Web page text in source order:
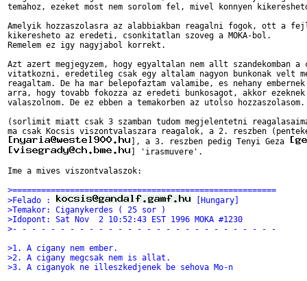
temahoz, ezeket most nem sorolom fel, mivel konnyen
Amelyik hozzaszolasra az alabbiakban reagalni fogok, ott a
kikeresheto az eredeti, csonkitatlan szoveg a MOKA-bol.
Remelem ez igy nagyjabol korrekt.
Azt azert megjegyzem, hogy egyaltalan nem allt szandekomban
vitatkozni, eredetileg csak egy altalam nagyon bunkonak velt
reagaltam. De ha mar belepofaztam valamibe, es nehany
arra, hogy tovabb fokozza az eredeti bunkosagot, akkor
valaszolnom. De ez ebben a temakorben az utolso hozzaszolasom.
(sorlimit miatt csak 3 szamban tudom megjelentetni
], a 3. reszben pedig Tenyi Geza
] 'irasmuvere'.
Ime a mives viszontvalaszok:
>=======================================================
>Felado :
[Hungary]
>Temakor: Ciganykerdes ( 25 sor )
>Idopont: Sat Nov  2 10:52:43 EST 1996 MOKA #1230
>- - - - - - - - - - - - - - - - - - - - - - - - - - - -
>1. A cigany nem ember.
>2. A cigany megcsak nem is allat.
>3. A ciganyok ne illeszkedjenek be sehova Mo-n